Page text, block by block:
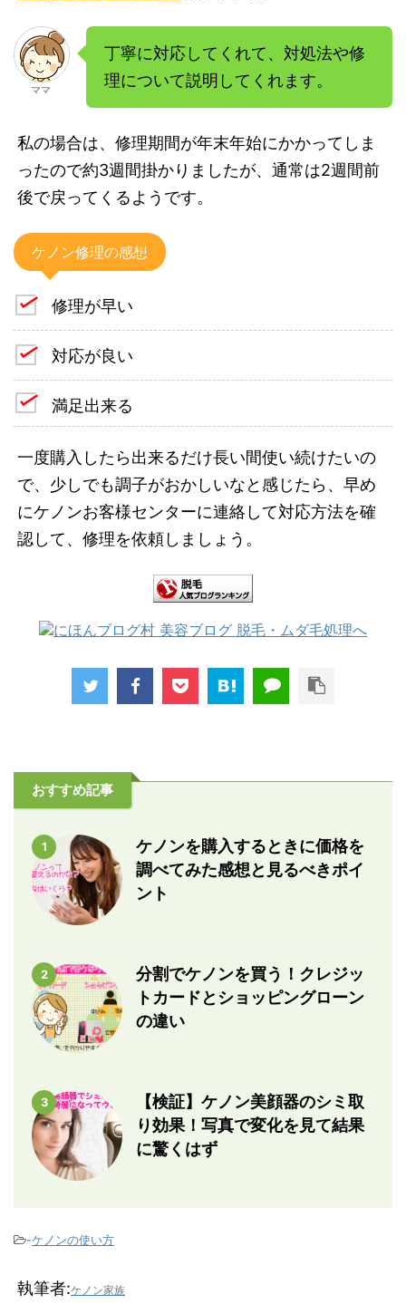
ママ
丁寧に対応してくれて、対処法や修
理について説明してくれます。
私の場合は、修理期間が年末年始にかかってしま
ったので約3週間掛かりましたが、通常は2週間前
後で戻ってくるようです。
ケノン修理の感想
修理が早い
対応が良い
満足出来る
一度購入したら出来るだけ長い間使い続けたいの
で、少しでも調子がおかしいなと感じたら、早め
にケノンお客様センターに連絡して対応方法を確
認して、修理を依頼しましょう。
おすすめ記事
1
ケノンを購入するときに価格を
調べてみた感想と見るべきポイ
ント
2
分割でケノンを買う！クレジッ
トカードとショッピングローン
の違い
3
【検証】ケノン美顔器のシミ取
り効果！写真で変化を見て結果
に驚くはず
-ケノンの使い方
執筆者:ケノン家族